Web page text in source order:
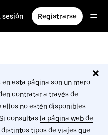
sesión Registrarse
esta página son un mero
contratar a través de
ellos no estén disponibles
consultas la página web de
tipos de viajes que